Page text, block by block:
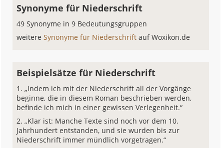
Synonyme für Niederschrift
49 Synonyme in 9 Bedeutungsgruppen
weitereSynonyme für Niederschriftauf Woxikon.de
Beispielsätze für Niederschrift
„Indem ich mit der Niederschrift all der Vorgänge
beginne, die in diesem Roman beschrieben werden,
befinde ich mich in einer gewissen Verlegenheit.“
„Klar ist: Manche Texte sind noch vor dem 10.
Jahrhundert entstanden, und sie wurden bis zur
Niederschrift immer mündlich vorgetragen.“